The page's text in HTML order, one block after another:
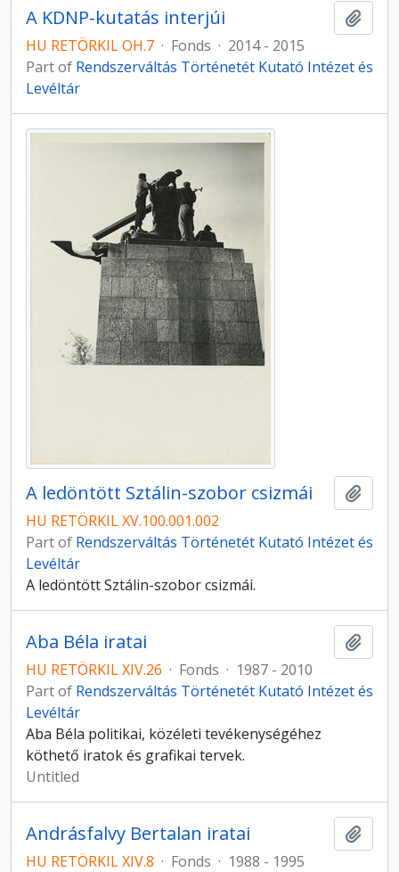
A KDNP-kutatás interjúi
HU RETÖRKIL OH.7 · Fonds · 2014 - 2015
Part of Rendszerváltás Történetét Kutató Intézet és
Levéltár
A ledöntött Sztálin-szobor csizmái
HU RETÖRKIL XV.100.001.002
Part of Rendszerváltás Történetét Kutató Intézet és
Levéltár
A ledöntött Sztálin-szobor csizmái.
Aba Béla iratai
HU RETÖRKIL XIV.26 · Fonds · 1987 - 2010
Part of Rendszerváltás Történetét Kutató Intézet és
Levéltár
Aba Béla politikai, közéleti tevékenységéhez
köthető iratok és grafikai tervek.
Untitled
Andrásfalvy Bertalan iratai
HU RETÖRKIL XIV.8 · Fonds · 1988 - 1995